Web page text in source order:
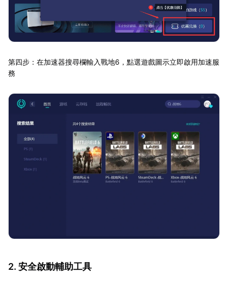
第四步：在加速器搜尋欄輸入戰地6，點選遊戲圖示立即啟用加速服
務
2. 安全啟動輔助工具